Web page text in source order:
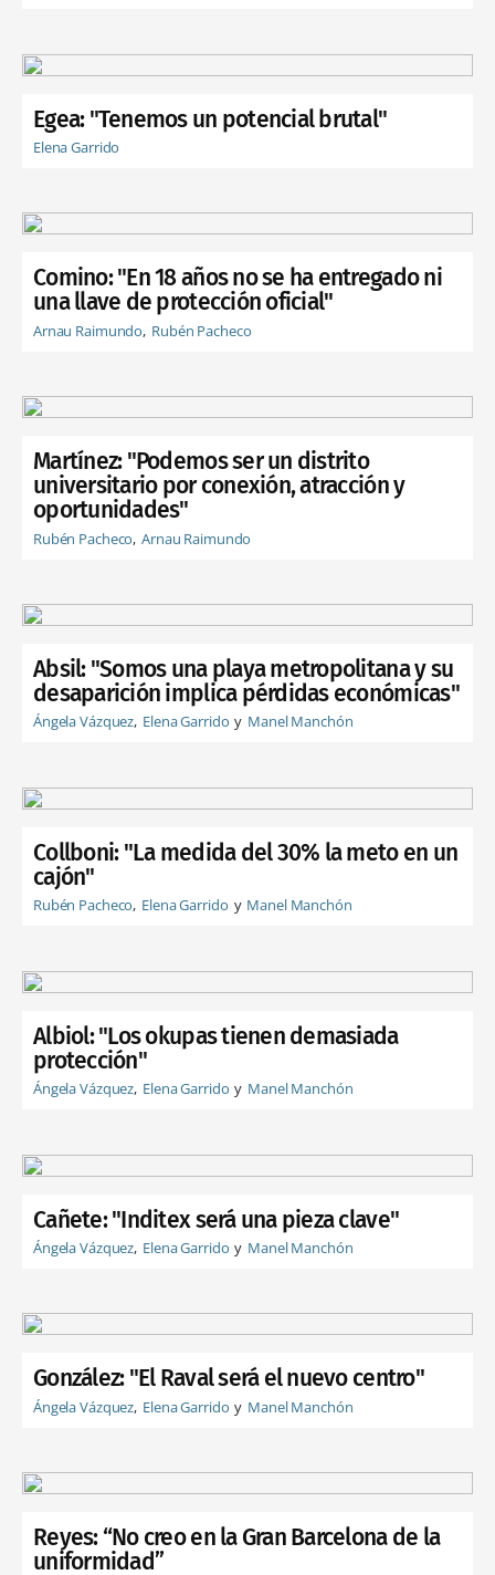
Egea: "Tenemos un potencial brutal"
Elena Garrido
Comino: "En 18 años no se ha entregado ni
una llave de protección oficial"
Arnau Raimundo Rubén Pacheco
Martínez: "Podemos ser un distrito
universitario por conexión, atracción y
oportunidades"
Rubén Pacheco Arnau Raimundo
Absil: "Somos una playa metropolitana y su
desaparición implica pérdidas económicas"
Ángela Vázquez Elena Garrido Manel Manchón
Collboni: "La medida del 30% la meto en un
cajón"
Rubén Pacheco Elena Garrido Manel Manchón
Albiol: "Los okupas tienen demasiada
protección"
Ángela Vázquez Elena Garrido Manel Manchón
Cañete: "Inditex será una pieza clave"
Ángela Vázquez Elena Garrido Manel Manchón
González: "El Raval será el nuevo centro"
Ángela Vázquez Elena Garrido Manel Manchón
Reyes: “No creo en la Gran Barcelona de la
uniformidad”